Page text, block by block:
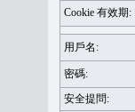
Cookie 有效期:
用戶名:
密碼:
安全提問: